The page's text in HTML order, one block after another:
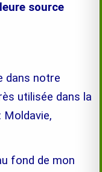
source
dans notre
utilisée dans la
Moldavie,
fond de mon